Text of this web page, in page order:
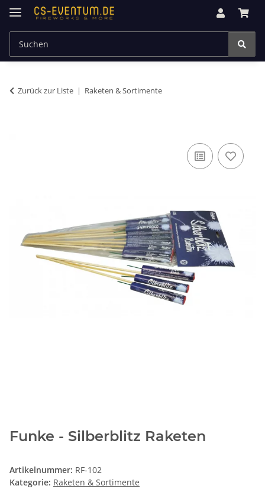
Zurück zur Liste Raketen & Sortimente
Funke - Silberblitz Raketen
Artikelnummer: RF-102
Kategorie: Raketen & Sortimente